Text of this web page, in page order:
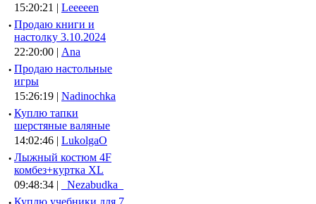
15:20:21 | Leeeeen
· Продаю книги и
настолку 3.10.2024
22:20:00 | Ana
· Продаю настольные
игры
15:26:19 | Nadinochka
· Куплю тапки
шерстяные валяные
14:02:46 | LukolgaO
· Лыжный костюм 4F
комбез+куртка XL
09:48:34 |
_Nezabudka_
Куплю учебники для 7